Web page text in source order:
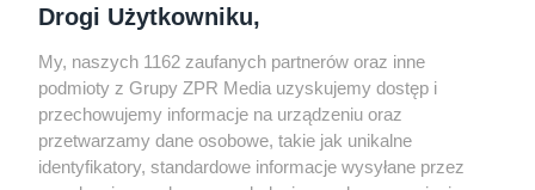
Odwiedź grupę na Facebooku
Gdybym budował drugi raz - mądry Polak
przed budową
Drogi Użytkowniku,
My, naszych 1162 zaufanych partnerów oraz inne
podmioty z Grupy ZPR Media uzyskujemy dostęp i
przechowujemy informacje na urządzeniu oraz
przetwarzamy dane osobowe, takie jak unikalne
identyfikatory, standardowe informacje wysyłane przez